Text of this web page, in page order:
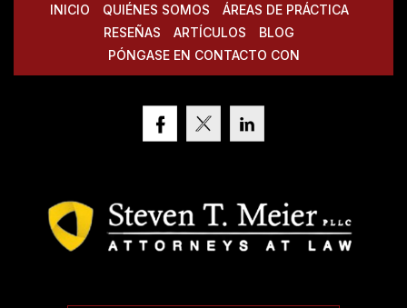
INICIO QUIÉNES SOMOS
ÁREAS DE PRÁCTICA
RESEÑAS
ARTÍCULOS
BLOG
PÓNGASE EN CONTACTO CON